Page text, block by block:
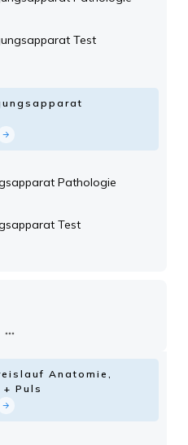
Test
Pathologie
Test
Anatomie,
Puls